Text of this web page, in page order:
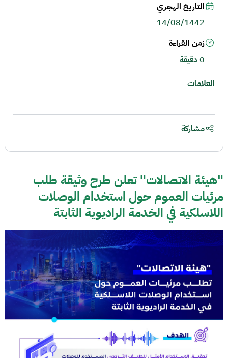
"هيئة الاتصالات" تعلن طرح وثيقة طلب
مرئيات العموم حول استخدام الوصلات
اللاسلكية في الخدمة الراديوية الثابتة
التاريخ الهجري
14/08/1442
زمن القراءة
0 دقيقة
العلامات
مشاركة